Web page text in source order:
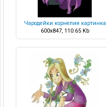
Чародейки корнелия картинка
600x847, 110.65 Kb